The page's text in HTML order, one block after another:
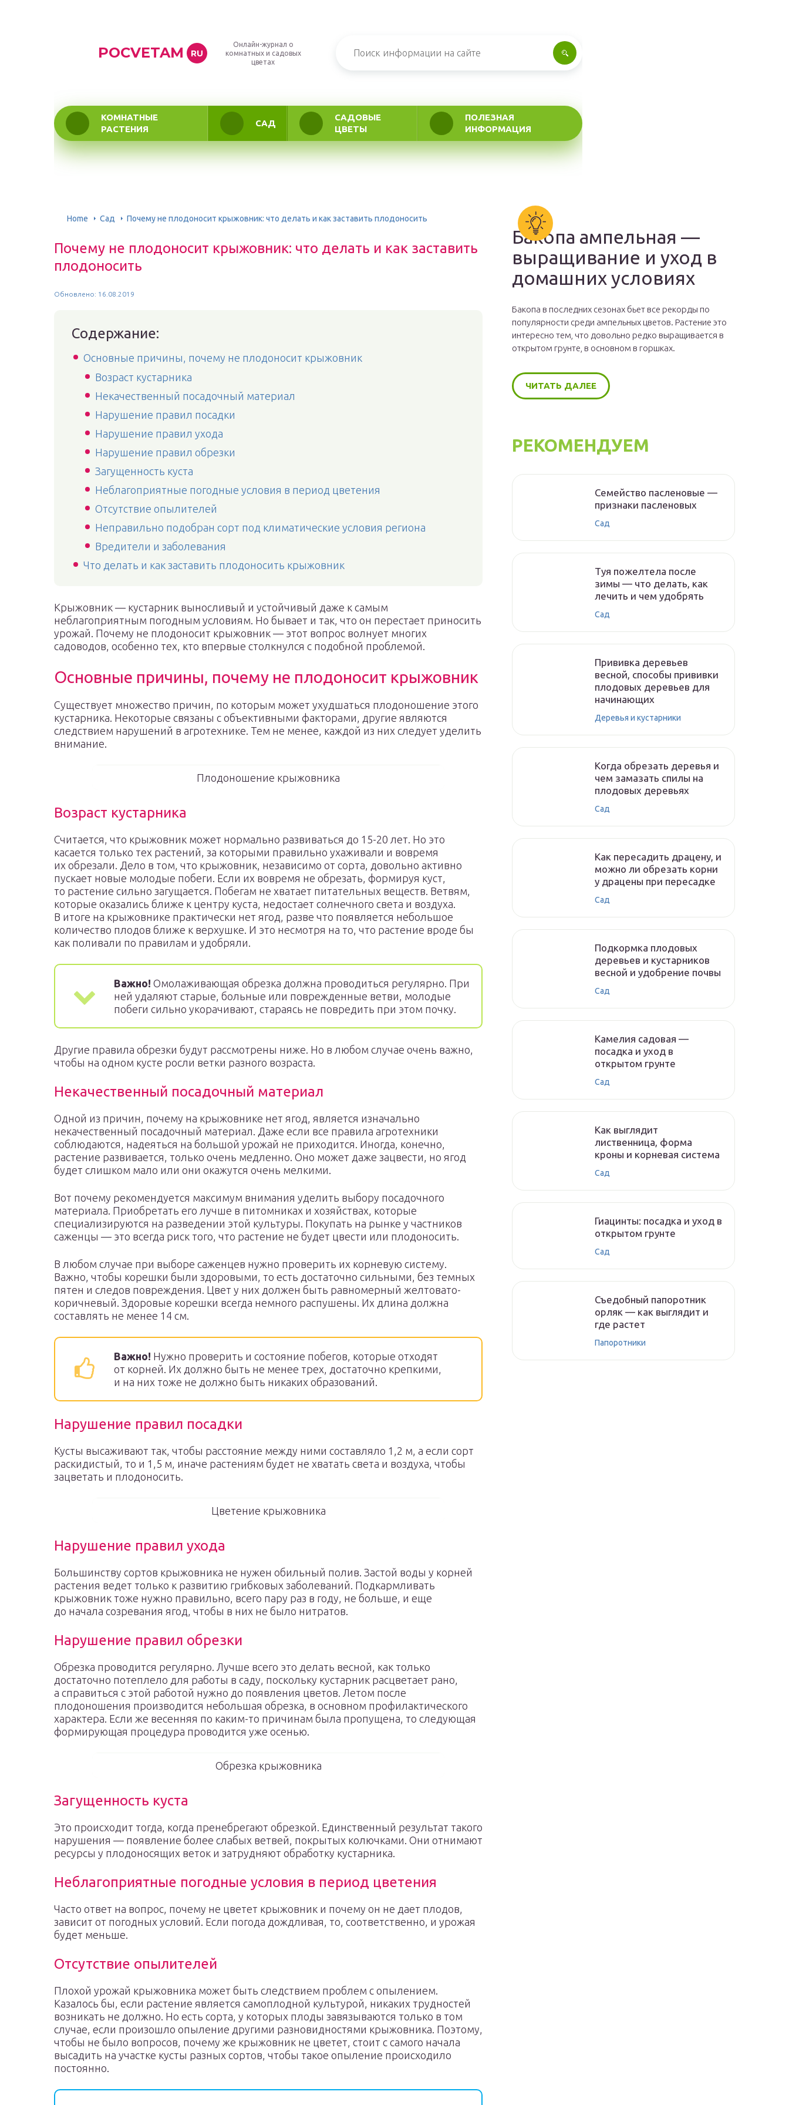
POCVETAM RU
Онлайн-журнал о
комнатных и садовых
цветах
КОМНАТНЫЕ
РАСТЕНИЯ
САД
САДОВЫЕ
ЦВЕТЫ
ПОЛЕЗНАЯ
ИНФОРМАЦИЯ
Home Сад Почему не плодоносит крыжовник: что делать и как заставить плодоносить
Почему не плодоносит крыжовник: что делать и как заставить
плодоносить
Обновлено: 16.08.2019
Содержание:
Основные причины, почему не плодоносит крыжовник
Возраст кустарника
Некачественный посадочный материал
Нарушение правил посадки
Нарушение правил ухода
Нарушение правил обрезки
Загущенность куста
Неблагоприятные погодные условия в период цветения
Отсутствие опылителей
Неправильно подобран сорт под климатические условия региона
Вредители и заболевания
Что делать и как заставить плодоносить крыжовник
Крыжовник — кустарник выносливый и устойчивый даже к самым
неблагоприятным погодным условиям. Но бывает и так, что он перестает приносить
урожай. Почему не плодоносит крыжовник — этот вопрос волнует многих
садоводов, особенно тех, кто впервые столкнулся с подобной проблемой.
Основные причины, почему не плодоносит крыжовник
Существует множество причин, по которым может ухудшаться плодоношение этого
кустарника. Некоторые связаны с объективными факторами, другие являются
следствием нарушений в агротехнике. Тем не менее, каждой из них следует уделить
внимание.
Плодоношение крыжовника
Возраст кустарника
Считается, что крыжовник может нормально развиваться до 15-20 лет. Но это
касается только тех растений, за которыми правильно ухаживали и вовремя
их обрезали. Дело в том, что крыжовник, независимо от сорта, довольно активно
пускает новые молодые побеги. Если их вовремя не обрезать, формируя куст,
то растение сильно загущается. Побегам не хватает питательных веществ. Ветвям,
которые оказались ближе к центру куста, недостает солнечного света и воздуха.
В итоге на крыжовнике практически нет ягод, разве что появляется небольшое
количество плодов ближе к верхушке. И это несмотря на то, что растение вроде бы
как поливали по правилам и удобряли.
Важно! Омолаживающая обрезка должна проводиться регулярно. При
ней удаляют старые, больные или поврежденные ветви, молодые
побеги сильно укорачивают, стараясь не повредить при этом почку.
Другие правила обрезки будут рассмотрены ниже. Но в любом случае очень важно,
чтобы на одном кусте росли ветки разного возраста.
Некачественный посадочный материал
Одной из причин, почему на крыжовнике нет ягод, является изначально
некачественный посадочный материал. Даже если все правила агротехники
соблюдаются, надеяться на большой урожай не приходится. Иногда, конечно,
растение развивается, только очень медленно. Оно может даже зацвести, но ягод
будет слишком мало или они окажутся очень мелкими.
Вот почему рекомендуется максимум внимания уделить выбору посадочного
материала. Приобретать его лучше в питомниках и хозяйствах, которые
специализируются на разведении этой культуры. Покупать на рынке у частников
саженцы — это всегда риск того, что растение не будет цвести или плодоносить.
В любом случае при выборе саженцев нужно проверить их корневую систему.
Важно, чтобы корешки были здоровыми, то есть достаточно сильными, без темных
пятен и следов повреждения. Цвет у них должен быть равномерный желтовато-
коричневый. Здоровые корешки всегда немного распушены. Их длина должна
составлять не менее 14 см.
Важно! Нужно проверить и состояние побегов, которые отходят
от корней. Их должно быть не менее трех, достаточно крепкими,
и на них тоже не должно быть никаких образований.
Нарушение правил посадки
Кусты высаживают так, чтобы расстояние между ними составляло 1,2 м, а если сорт
раскидистый, то и 1,5 м, иначе растениям будет не хватать света и воздуха, чтобы
зацветать и плодоносить.
Цветение крыжовника
Нарушение правил ухода
Большинству сортов крыжовника не нужен обильный полив. Застой воды у корней
растения ведет только к развитию грибковых заболеваний. Подкармливать
крыжовник тоже нужно правильно, всего пару раз в году, не больше, и еще
до начала созревания ягод, чтобы в них не было нитратов.
Нарушение правил обрезки
Обрезка проводится регулярно. Лучше всего это делать весной, как только
достаточно потеплело для работы в саду, поскольку кустарник расцветает рано,
а справиться с этой работой нужно до появления цветов. Летом после
плодоношения производится небольшая обрезка, в основном профилактического
характера. Если же весенняя по каким-то причинам была пропущена, то следующая
формирующая процедура проводится уже осенью.
Обрезка крыжовника
Загущенность куста
Это происходит тогда, когда пренебрегают обрезкой. Единственный результат такого
нарушения — появление более слабых ветвей, покрытых колючками. Они отнимают
ресурсы у плодоносящих веток и затрудняют обработку кустарника.
Неблагоприятные погодные условия в период цветения
Часто ответ на вопрос, почему не цветет крыжовник и почему он не дает плодов,
зависит от погодных условий. Если погода дождливая, то, соответственно, и урожая
будет меньше.
Отсутствие опылителей
Плохой урожай крыжовника может быть следствием проблем с опылением.
Казалось бы, если растение является самоплодной культурой, никаких трудностей
возникать не должно. Но есть сорта, у которых плоды завязываются только в том
случае, если произошло опыление другими разновидностями крыжовника. Поэтому,
чтобы не было вопросов, почему же крыжовник не цветет, стоит с самого начала
высадить на участке кусты разных сортов, чтобы такое опыление происходило
постоянно.
Бакопа ампельная —
выращивание и уход в
домашних условиях
Бакопа в последних сезонах бьет все рекорды по
популярности среди ампельных цветов. Растение это
интересно тем, что довольно редко выращивается в
открытом грунте, в основном в горшках.
ЧИТАТЬ ДАЛЕЕ
РЕКОМЕНДУЕМ
Семейство пасленовые —
признаки пасленовых
Сад
Туя пожелтела после
зимы — что делать, как
лечить и чем удобрять
Сад
Прививка деревьев
весной, способы прививки
плодовых деревьев для
начинающих
Деревья и кустарники
Когда обрезать деревья и
чем замазать спилы на
плодовых деревьях
Сад
Как пересадить драцену, и
можно ли обрезать корни
у драцены при пересадке
Сад
Подкормка плодовых
деревьев и кустарников
весной и удобрение почвы
Сад
Камелия садовая —
посадка и уход в
открытом грунте
Сад
Как выглядит
лиственница, форма
кроны и корневая система
Сад
Гиацинты: посадка и уход в
открытом грунте
Сад
Съедобный папоротник
орляк — как выглядит и
где растет
Папоротники